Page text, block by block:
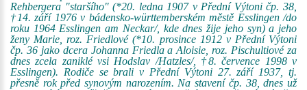
Rehbergera "staršího" (*20. ledna 1907 v Přední Výtoni čp. 38,
†14. září 1976 v bádensko-württemberském městě Esslingen /do
roku 1964 Esslingen am Neckar/, kde dnes žije jeho syn) a jeho
ženy Marie, roz. Friedlové (*10. prosince 1912 v Přední Výtoni
čp. 36 jako dcera Johanna Friedla a Aloisie, roz. Pischultiové za
dnes zcela zaniklé vsi Hodslav /Hatzles/, †8. července 1998 v
Esslingen). Rodiče se brali v Přední Výtoni 27. září 1937, tj.
přesně rok před synovým narozením. Na stavení čp. 38, dnes už